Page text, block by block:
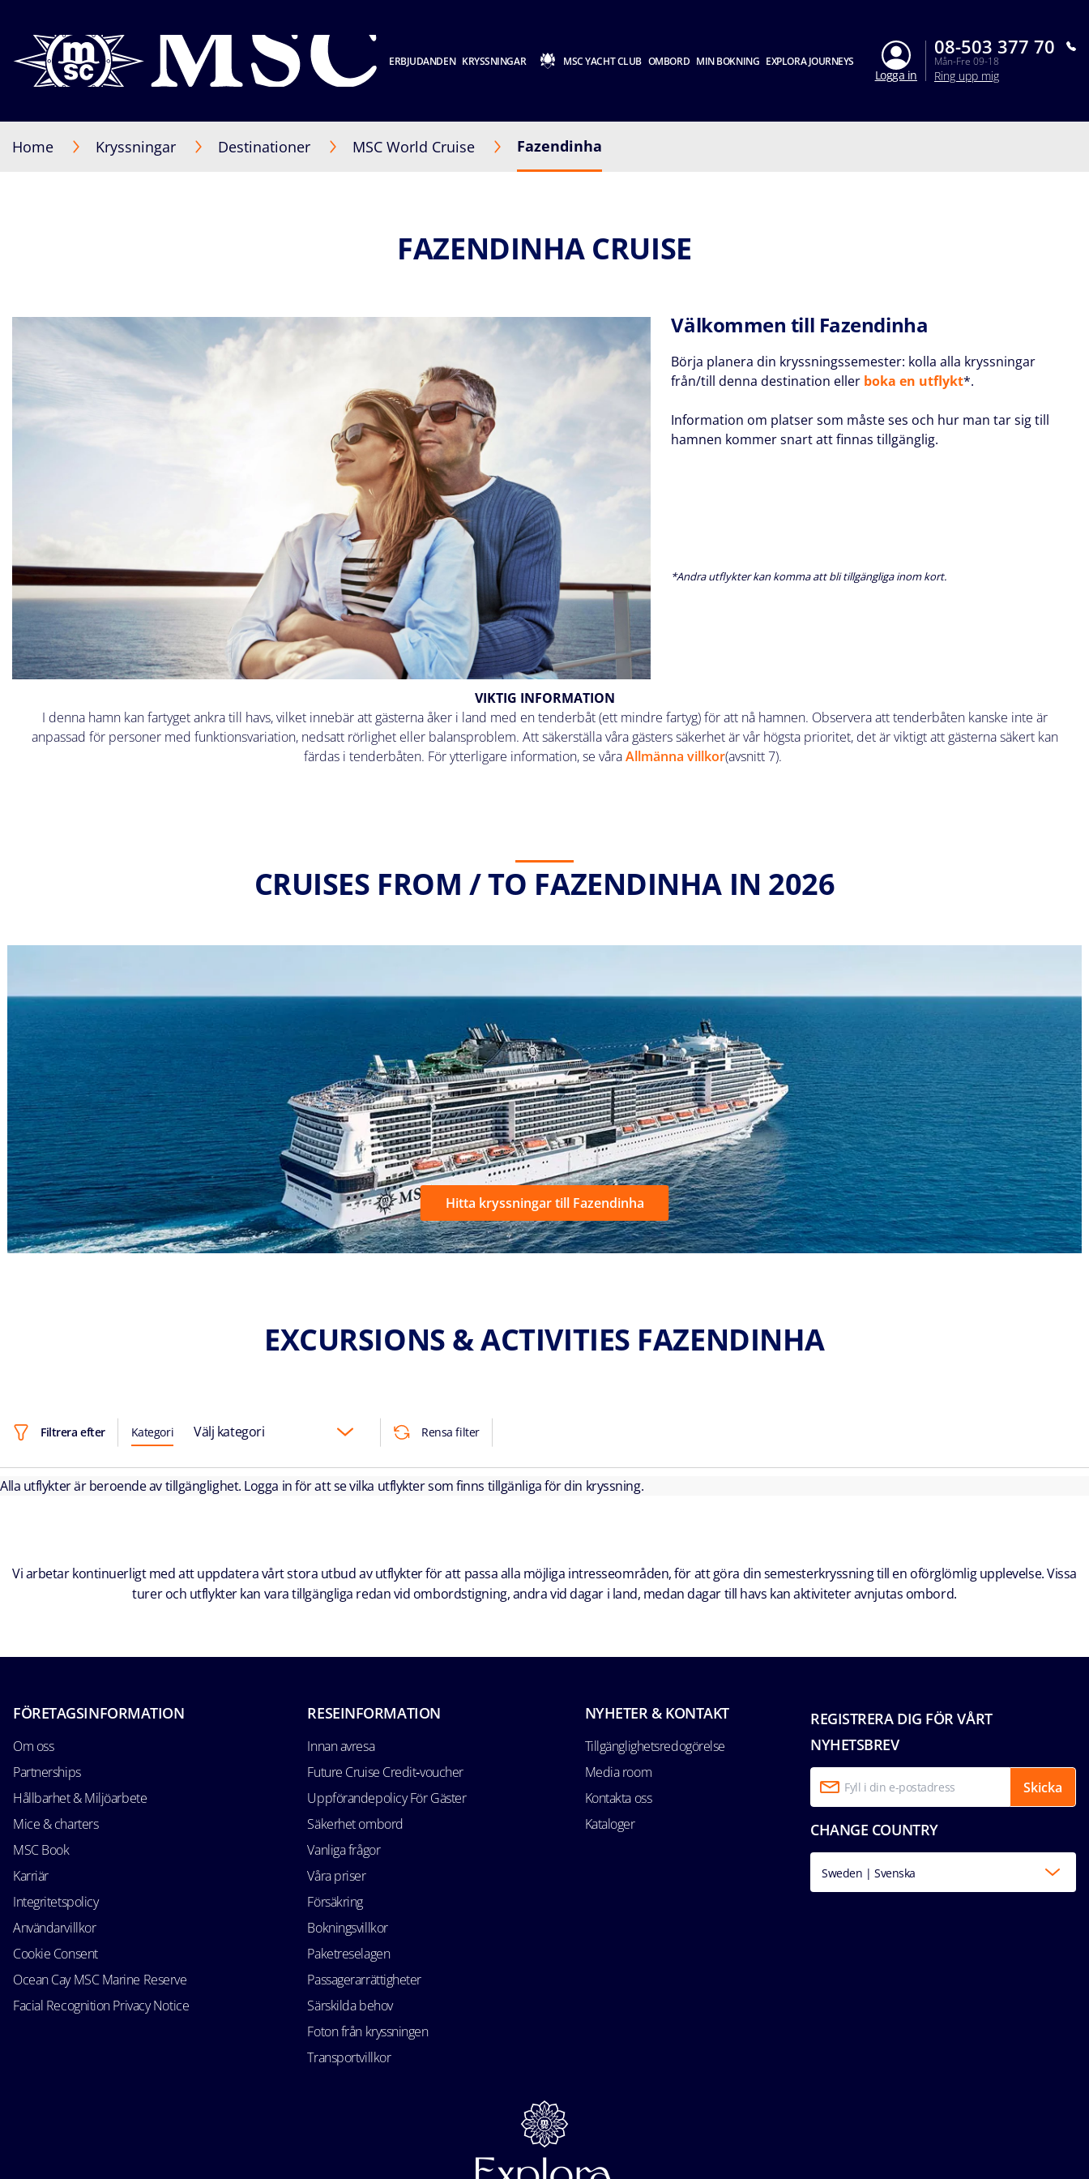
ERBJUDANDEN KRYSSNINGAR MSC YACHT CLUB OMBORD MIN BOKNING EXPLORA JOURNEYS
Logga in
08-503 377 70
Mån-Fre 09-18
Ring upp mig
Home Kryssningar Destinationer MSC World Cruise Fazendinha
FAZENDINHA CRUISE
Välkommen till Fazendinha
Börja planera din kryssningssemester: kolla alla kryssningar
från/till denna destination eller boka en utflykt*.
Information om platser som måste ses och hur man tar sig till
hamnen kommer snart att finnas tillgänglig.
*Andra utflykter kan komma att bli tillgängliga inom kort.
VIKTIG INFORMATION
I denna hamn kan fartyget ankra till havs, vilket innebär att gästerna åker i land med en tenderbåt (ett mindre fartyg) för att nå hamnen. Observera att tenderbåten kanske inte är
anpassad för personer med funktionsvariation, nedsatt rörlighet eller balansproblem. Att säkerställa våra gästers säkerhet är vår högsta prioritet, det är viktigt att gästerna säkert kan
färdas i tenderbåten. För ytterligare information, se våraAllmänna villkor(avsnitt 7).
CRUISES FROM / TO FAZENDINHA IN 2026
Hitta kryssningar till Fazendinha
EXCURSIONS & ACTIVITIES FAZENDINHA
Filtrera efter Kategori Välj kategori Rensa filter
Alla utflykter är beroende av tillgänglighet. Logga in för att se vilka utflykter som finns tillgänliga för din kryssning.
Vi arbetar kontinuerligt med att uppdatera vårt stora utbud av utflykter för att passa alla möjliga intresseområden, för att göra din semesterkryssning till en oförglömlig upplevelse. Vissa
turer och utflykter kan vara tillgängliga redan vid ombordstigning, andra vid dagar i land, medan dagar till havs kan aktiviteter avnjutas ombord.
REGISTRERA DIG FÖR VÅRT
NYHETSBREV
Skicka
CHANGE COUNTRY
Sweden | Svenska
FÖRETAGSINFORMATION
Om oss
Partnerships
Hållbarhet & Miljöarbete
Mice & charters
MSC Book
Karriär
Integritetspolicy
Användarvillkor
Cookie Consent
Ocean Cay MSC Marine Reserve
Facial Recognition Privacy Notice
RESEINFORMATION
Innan avresa
Future Cruise Credit‑voucher
Uppförandepolicy För Gäster
Säkerhet ombord
Vanliga frågor
Våra priser
Försäkring
Bokningsvillkor
Paketreselagen
Passagerarrättigheter
Särskilda behov
Foton från kryssningen
Transportvillkor
NYHETER & KONTAKT
Tillgänglighetsredogörelse
Media room
Kontakta oss
Kataloger